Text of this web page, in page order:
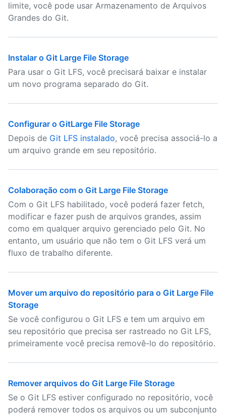
limite, você pode usar Armazenamento de Arquivos
Grandes do Git.
Instalar o Git Large File Storage
Para usar o Git LFS, você precisará baixar e instalar
um novo programa separado do Git.
Configurar o GitLarge File Storage
Depois de Git LFS instalado, você precisa associá-lo a
um arquivo grande em seu repositório.
Colaboração com o Git Large File Storage
Com o Git LFS habilitado, você poderá fazer fetch,
modificar e fazer push de arquivos grandes, assim
como em qualquer arquivo gerenciado pelo Git. No
entanto, um usuário que não tem o Git LFS verá um
fluxo de trabalho diferente.
Mover um arquivo do repositório para o Git Large File
Storage
Se você configurou o Git LFS e tem um arquivo em
seu repositório que precisa ser rastreado no Git LFS,
primeiramente você precisa removê-lo do repositório.
Remover arquivos do Git Large File Storage
Se o Git LFS estiver configurado no repositório, você
poderá remover todos os arquivos ou um subconjunto